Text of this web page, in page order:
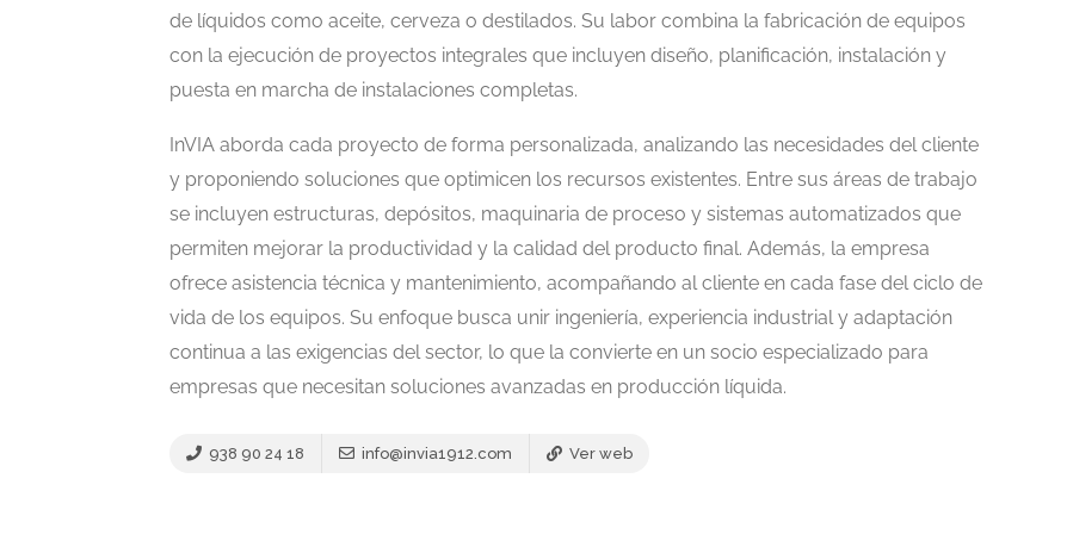
de líquidos como aceite, cerveza o destilados. Su labor combina la fabricación de equipos
con la ejecución de proyectos integrales que incluyen diseño, planificación, instalación y
puesta en marcha de instalaciones completas.
InVIA aborda cada proyecto de forma personalizada, analizando las necesidades del cliente
y proponiendo soluciones que optimicen los recursos existentes. Entre sus áreas de trabajo
se incluyen estructuras, depósitos, maquinaria de proceso y sistemas automatizados que
permiten mejorar la productividad y la calidad del producto final. Además, la empresa
ofrece asistencia técnica y mantenimiento, acompañando al cliente en cada fase del ciclo de
vida de los equipos. Su enfoque busca unir ingeniería, experiencia industrial y adaptación
continua a las exigencias del sector, lo que la convierte en un socio especializado para
empresas que necesitan soluciones avanzadas en producción líquida.
938 90 24 18 info@invia1912.com Ver web